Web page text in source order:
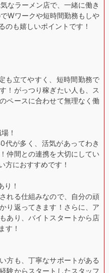
なラーメン店で、一緒に働き
Wワークや短時間勤務もしや
のも嬉しいポイントです！
も立てやすく、短時間勤務で
！がっつり稼ぎたい人も、ス
ペースに合わせて無理なく働
！
が多く、活気があってわき
仲間との連携を大切にしてい
方におすすめです！
！
れる仕組みなので、自分の頑
り返ってきます！さらに、ア
あり、バイトスタートから店
す！
方も、丁寧なサポートがある
験からスタートしたスタッフ